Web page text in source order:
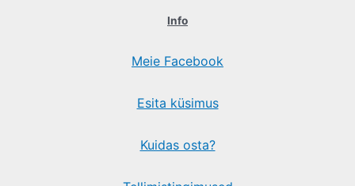
Info
Meie Facebook
Esita küsimus
Kuidas osta?